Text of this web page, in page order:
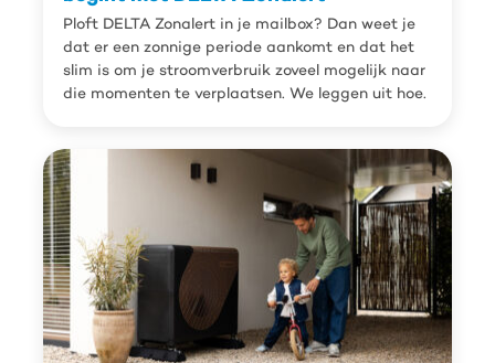
Ploft DELTA Zonalert in je mailbox? Dan weet je
dat er een zonnige periode aankomt en dat het
slim is om je stroomverbruik zoveel mogelijk naar
die momenten te verplaatsen. We leggen uit hoe.